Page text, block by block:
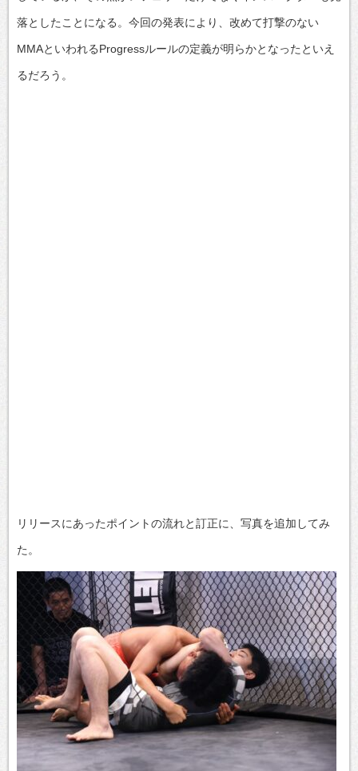
落としたことになる。今回の発表により、改めて打撃のない
MMAといわれるProgressルールの定義が明らかとなったといえ
るだろう。
リリースにあったポイントの流れと訂正に、写真を追加してみ
た。